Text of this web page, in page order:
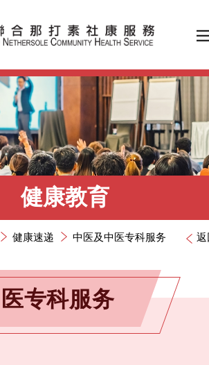
（按输入键）
健康教育
返
健康速递 中医及中医专科服务
专科服务